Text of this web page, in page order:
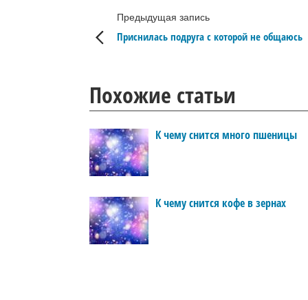
Предыдущая запись
Приснилась подруга с которой не общаюсь
Похожие статьи
К чему снится много пшеницы
К чему снится кофе в зернах